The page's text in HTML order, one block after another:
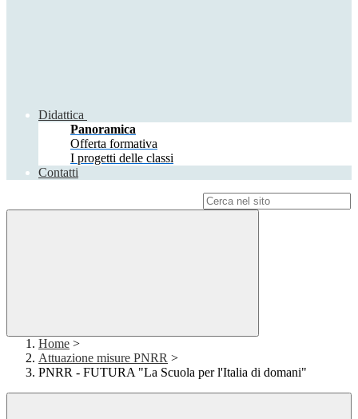
Didattica
Panoramica
Offerta formativa
I progetti delle classi
Contatti
Home >
Attuazione misure PNRR >
PNRR - FUTURA "La Scuola per l'Italia di domani"